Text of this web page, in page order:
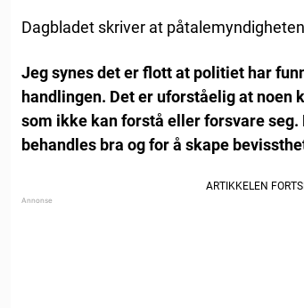
Dagbladet skriver at
Jeg synes det er flott at politiet har
handlingen. Det er uforståelig at noen
som ikke kan forstå eller forsvare seg.
behandles bra og for å skape